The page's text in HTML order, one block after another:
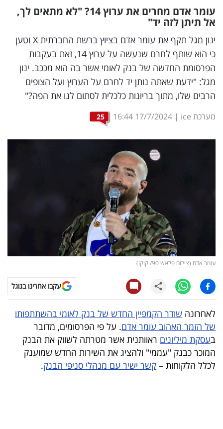
דיגיטל
וטק
שיווק
ופרסום
משפט
מדדים
ומחקרים
טלוויזיה
עסקי
ספורט
קריירה
ולימודים
מינויים
עומר אדם מחרים את ערוץ 14? "לא מתאים לך,
אל תיתן לזה יד"
ינון מגל תקף את עומר אדם בציוץ ברשת החברתית X וטען
כי הוא שותף לחרם שנעשה על ערוץ 14, זאת בעקבות
הפרסומת החדשה של בנק לאומי אשר בה הוא מככב. ינון
מגל: "ידעת שאתה נותן יד לחרם על הערוץ ועל הצופים
הרבים שלו, מתוך בריונות כלכלית לסתום לנו את הפה?"
מערכת ice |
17/7/2024
16:44
25
עומר אדם (צילום פלאש 90/ קוקו)
עקבו אחרינו בגוגל
לאחרונה שודר הקמפיין החדש של בנק לאומי בהשתתפותו
של הזמר האהוב עומר אדם. על פי הפרסומים, מדובר
בעסקת מיליונים ראוותנית אשר מטרתה לשווק את הבנק
המוכר כבנק "עממי" ולהציג את השירות החדש שמוענק
לכלל הלקוחות – קשר ישיר עם מנהלי סניפי הבנק.